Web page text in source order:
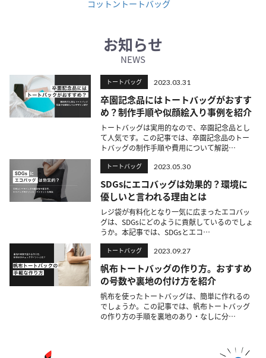
コットントートバッグ
お知らせ
NEWS
トートバッグ 2023.03.31
卒園記念品にはトートバッグがおすす
め？制作手順や似顔絵入り事例を紹介
トートバッグは実用的なので、卒園記念品とし
て人気です。この記事では、卒園記念品のトー
トバッグの制作手順や費用について解説…
トートバッグ 2023.05.30
SDGsにエコバッグは効果的？環境に
優しいと言われる理由とは
レジ袋が有料化となり一気に広まったエコバッ
グは、SDGsにどのように貢献しているのでしょ
うか。本記事では、SDGsとエコ…
トートバッグ 2023.09.27
帆布トートバッグの作り方。おすすめ
の号数や裏地の付け方を紹介
帆布を使ったトートバッグは、簡単に作れるの
でしょうか。この記事では、帆布トートバッグ
の作り方の手順を裏地のあり・なしに分…